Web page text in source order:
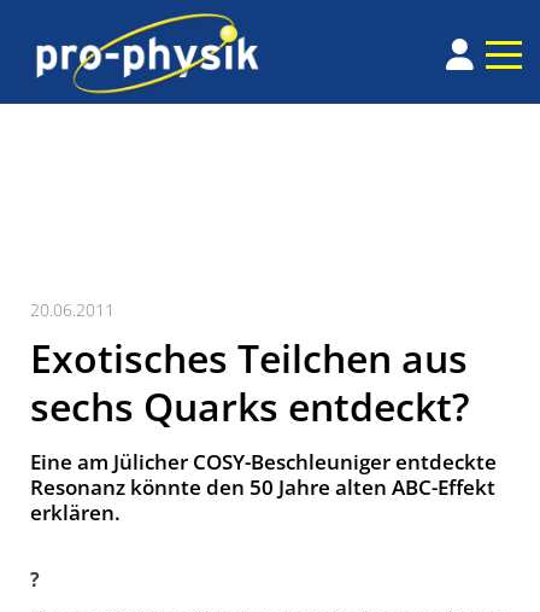
20.06.2011
Exotisches Teilchen aus
sechs Quarks entdeckt?
Eine am Jülicher COSY-Beschleuniger entdeckte
Resonanz könnte den 50 Jahre alten ABC-Effekt
erklären.
?